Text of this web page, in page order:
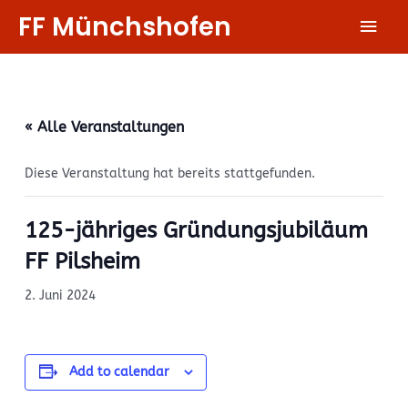
Inhalt
springen
FF Münchshofen
« Alle Veranstaltungen
Diese Veranstaltung hat bereits stattgefunden.
125-jähriges Gründungsjubiläum
FF Pilsheim
2. Juni 2024
Add to calendar